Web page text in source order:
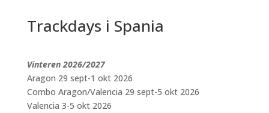
Trackdays i Spania
Vinteren 2026/2027
Aragon 29 sept-1 okt 2026
Combo Aragon/Valencia 29 sept-5 okt 2026
Valencia 3-5 okt 2026